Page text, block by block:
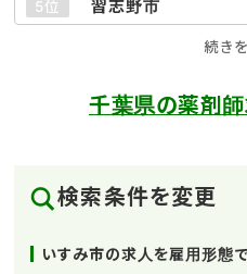
5位 習志野市
続き
千葉県の薬剤
検索条件を変更
いすみ市の求人を雇用形態